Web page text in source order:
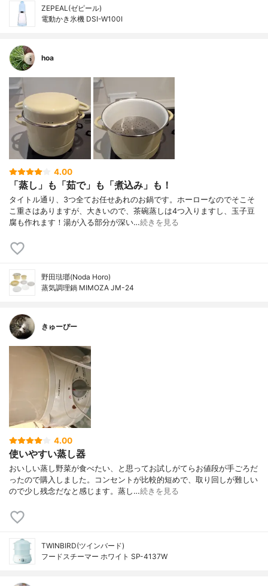
ZEPEAL(ゼピール)
電動かき氷機 DSI-W100I
hoa
4.00
「蒸し」も「茹で」も「煮込み」も！
タイトル通り、3つ全てお任せあれのお鍋です。ホーローなのでそこそ
こ重さはありますが、大きいので、茶碗蒸しは4つ入りますし、玉子豆
腐も作れます！湯が入る部分が深い…続きを見る
野田琺瑯(Noda Horo)
蒸気調理鍋 MIMOZA JM-24
きゅーぴー
4.00
使いやすい蒸し器
おいしい蒸し野菜が食べたい、と思ってお試しがてらお値段が手ごろだ
ったので購入しました。コンセントが比較的短めで、取り回しが難しい
ので少し残念だなと感じます。蒸し…続きを見る
TWINBIRD(ツインバード)
フードスチーマー ホワイト SP-4137W